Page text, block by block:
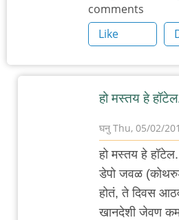
comments
Like
हो मस्तय हे
घनु Thu, 05/02/
In
reply
to
कर्वे
हो मस्तय हे
डेपो जवळ
होतं, ते दिवस
खानदेशी जेवण